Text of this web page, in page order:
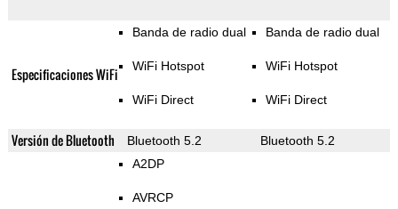
Especificaciones WiFi
Banda de radio dual
WiFi Hotspot
WiFi Direct
Banda de radio dual
WiFi Hotspot
WiFi Direct
Versión de Bluetooth Bluetooth 5.2 Bluetooth 5.2
A2DP
AVRCP